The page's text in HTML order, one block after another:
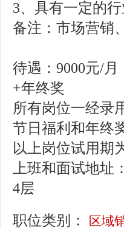
3、具有一定的
备注：市场营销
待遇：9000元/
+年终奖
所有岗位一经录
节日福利和年终
以上岗位试用期
上班和面试地址
4层
职位类别： 区域